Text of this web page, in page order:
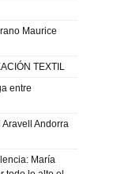
Maurice
TEXTIL
entre
Andorra
María